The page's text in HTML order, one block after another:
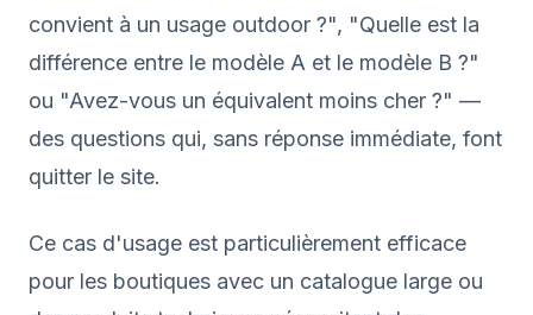
convient à un usage outdoor ?", "Quelle est la
différence entre le modèle A et le modèle B ?"
ou "Avez-vous un équivalent moins cher ?" —
des questions qui, sans réponse immédiate, font
quitter le site.
Ce cas d'usage est particulièrement efficace
pour les boutiques avec un catalogue large ou